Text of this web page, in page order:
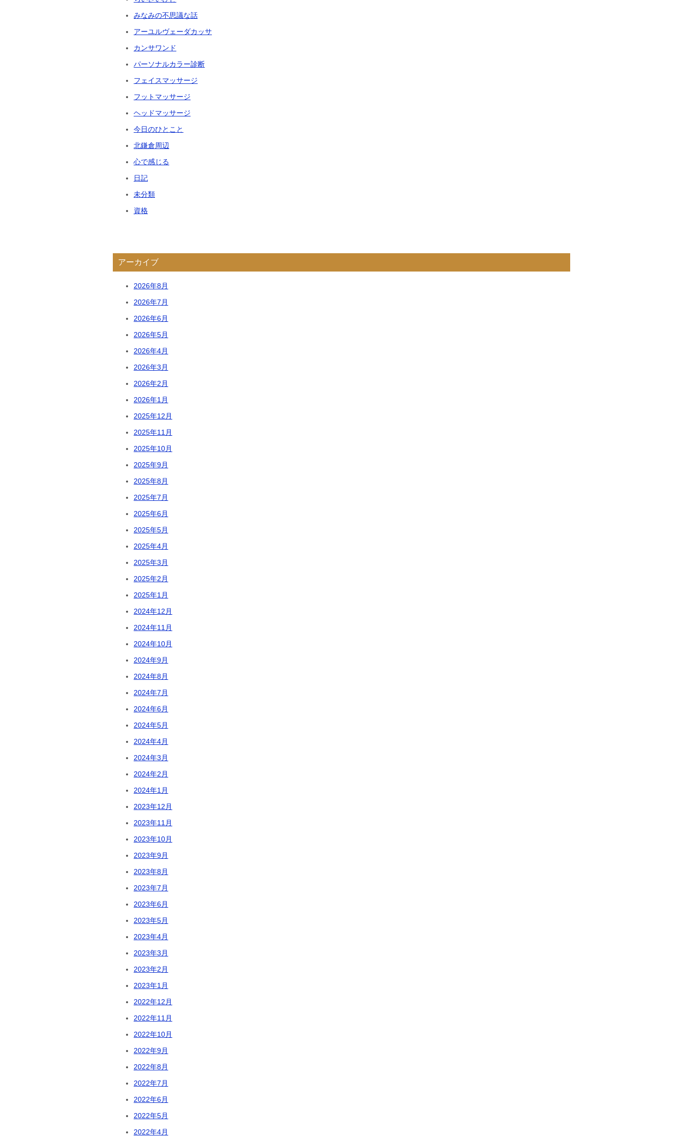
みなみの不思議な話
アーユルヴェーダカッサ
カンサワンド
パーソナルカラー診断
フェイスマッサージ
フットマッサージ
ヘッドマッサージ
今日のひとこと
北鎌倉周辺
心で感じる
日記
未分類
資格
アーカイブ
2026年8月
2026年7月
2026年6月
2026年5月
2026年4月
2026年3月
2026年2月
2026年1月
2025年12月
2025年11月
2025年10月
2025年9月
2025年8月
2025年7月
2025年6月
2025年5月
2025年4月
2025年3月
2025年2月
2025年1月
2024年12月
2024年11月
2024年10月
2024年9月
2024年8月
2024年7月
2024年6月
2024年5月
2024年4月
2024年3月
2024年2月
2024年1月
2023年12月
2023年11月
2023年10月
2023年9月
2023年8月
2023年7月
2023年6月
2023年5月
2023年4月
2023年3月
2023年2月
2023年1月
2022年12月
2022年11月
2022年10月
2022年9月
2022年8月
2022年7月
2022年6月
2022年5月
2022年4月